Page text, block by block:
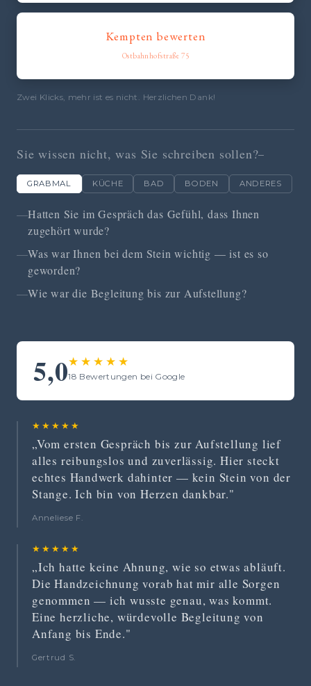
Kempten bewerten
Ostbahnhofstraße 75
Zwei Klicks, mehr ist es nicht. Herzlichen Dank!
Sie wissen nicht, was Sie schreiben sollen?
GRABMAL KÜCHE BAD BODEN ANDERES
Hatten Sie im Gespräch das Gefühl, dass Ihnen
zugehört wurde?
Was war Ihnen bei dem Stein wichtig — ist es so
geworden?
Wie war die Begleitung bis zur Aufstellung?
5,0★★★★★
18 Bewertungen bei Google
★★★★★
„Vom ersten Gespräch bis zur Aufstellung lief
alles reibungslos und zuverlässig. Hier steckt
echtes Handwerk dahinter — kein Stein von der
Stange. Ich bin von Herzen dankbar."
Anneliese F.
★★★★★
„Ich hatte keine Ahnung, wie so etwas abläuft.
Die Handzeichnung vorab hat mir alle Sorgen
genommen — ich wusste genau, was kommt.
Eine herzliche, würdevolle Begleitung von
Anfang bis Ende."
Gertrud S.